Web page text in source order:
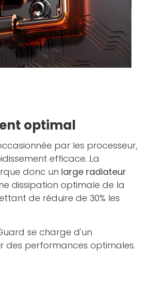
optimal
par les processeur,
efficace. La
donc un large radiateur
dissipation optimale de la
de réduire de 30% les
se charge d'un
des performances optimales.